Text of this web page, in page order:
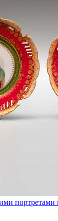
портретами